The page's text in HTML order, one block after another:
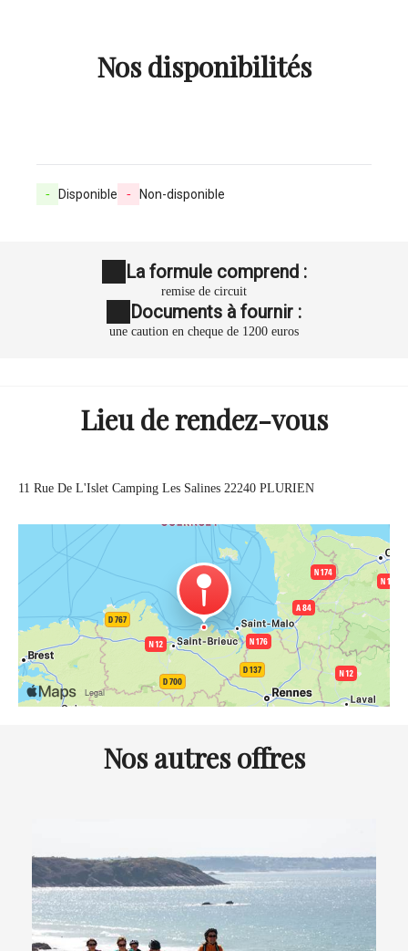
Nos disponibilités
- Disponible - Non-disponible
La formule comprend :
remise de circuit
Documents à fournir :
une caution en cheque de 1200 euros
Lieu de rendez-vous
11 Rue De L'Islet Camping Les Salines 22240 PLURIEN
Nos autres offres